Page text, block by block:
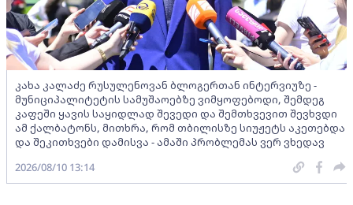
კახა კალაძე რუსულენოვან ბლოგერთან ინტერვიუზე -
მუნიციპალიტეტის სამუშაოებზე ვიმყოფებოდი, შემდეგ
კაფეში ყავის საყიდლად შევედი და შემთხვევით შევხვდი
ამ ქალბატონს, მითხრა, რომ თბილისზე სიუჟეტს აკეთებდა
და შეკითხვები დამისვა - ამაში პრობლემას ვერ ვხედავ
2026/08/10 13:14